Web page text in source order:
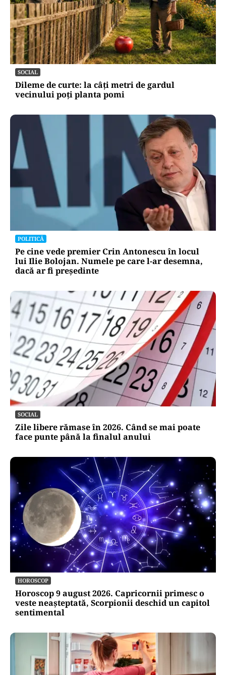
SOCIAL
Dileme de curte: la câți metri de gardul
vecinului poți planta pomi
POLITICĂ
Pe cine vede premier Crin Antonescu în locul
lui Ilie Bolojan. Numele pe care l-ar desemna,
dacă ar fi președinte
SOCIAL
Zile libere rămase în 2026. Când se mai poate
face punte până la finalul anului
HOROSCOP
Horoscop 9 august 2026. Capricornii primesc o
veste neașteptată, Scorpionii deschid un capitol
sentimental